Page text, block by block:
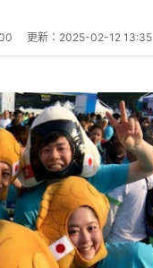
更新： 2025-02-12 13:35